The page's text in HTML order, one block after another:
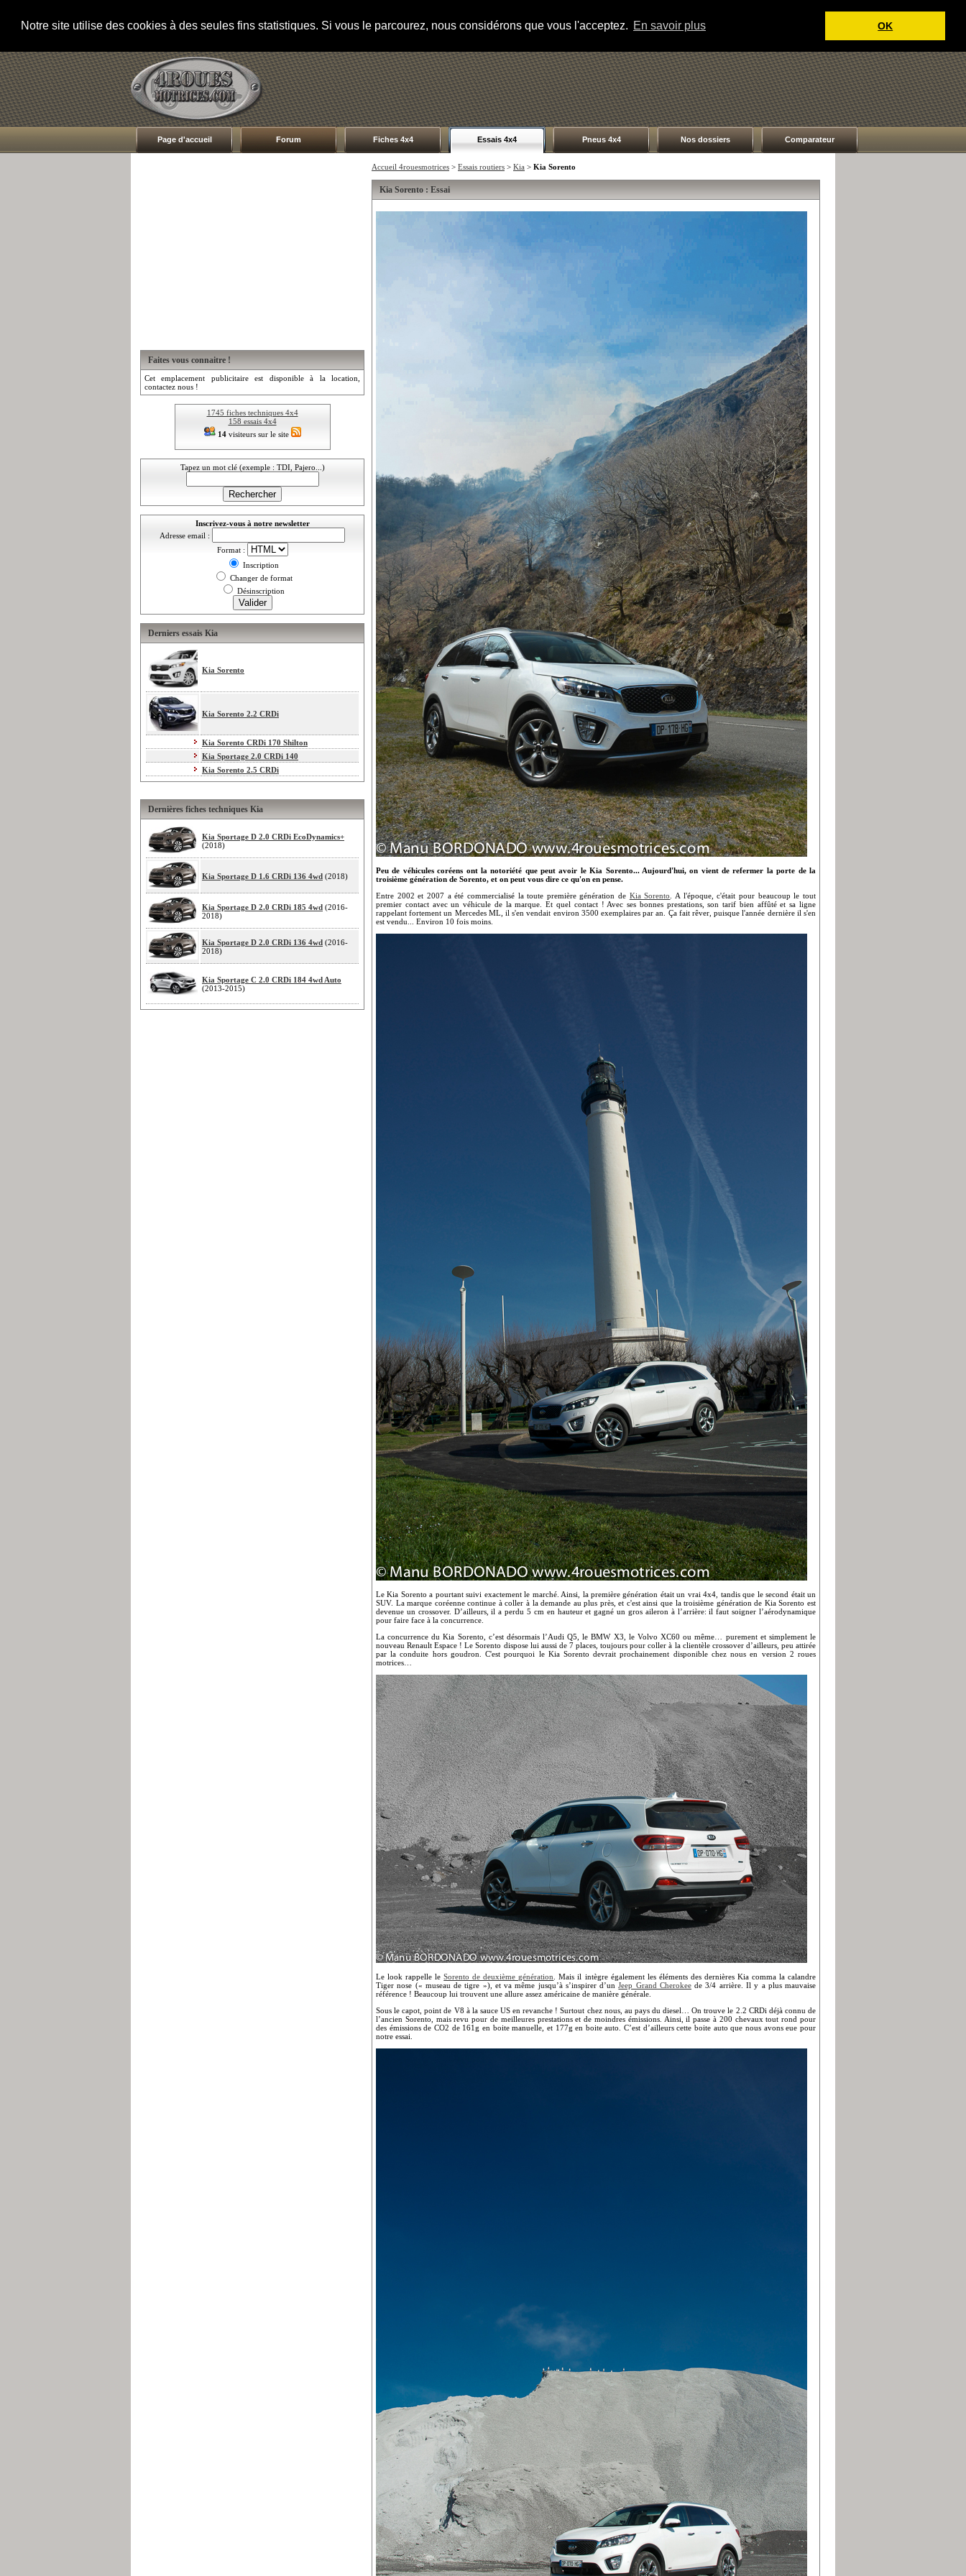
Notre site utilise des cookies à des seules fins statistiques. Si vous le parcourez, nous considérons que vous l'acceptez. En savoir plus OK
Page d'accueil Forum Fiches 4x4 Essais 4x4 Pneus 4x4 Nos dossiers Comparateur
Faites vous connaitre !
Cet emplacement publicitaire est disponible à la location,
contactez nous !
1745 fiches techniques 4x4
158 essais 4x4
14visiteurs sur le site
Tapez un mot clé (exemple : TDI, Pajero...)
Inscrivez-vous à notre newsletter
Adresse email :
Format :
Inscription
Changer de format
Désinscription
Derniers essais Kia
Kia Sorento
Kia Sorento 2.2 CRDi
Kia Sorento CRDi 170 Shilton
Kia Sportage 2.0 CRDi 140
Kia Sorento 2.5 CRDi
Dernières fiches techniques Kia
Kia Sportage D 2.0 CRDi EcoDynamics+
(2018)
Kia Sportage D 1.6 CRDi 136 4wd (2018)
Kia Sportage D 2.0 CRDi 185 4wd (2016-
2018)
Kia Sportage D 2.0 CRDi 136 4wd (2016-
2018)
Kia Sportage C 2.0 CRDi 184 4wd Auto
(2013-2015)
Accueil 4rouesmotrices > Essais routiers > Kia > Kia Sorento
Kia Sorento : Essai
Peu de véhicules coréens ont la notoriété que peut avoir le Kia Sorento... Aujourd'hui, on vient de refermer la porte de la
troisième génération de Sorento, et on peut vous dire ce qu'on en pense.
Entre 2002 et 2007 a été commercialisé la toute première génération de Kia Sorento
. A l'époque, c'était pour beaucoup le tout
premier contact avec un véhicule de la marque. Et quel contact ! Avec ses bonnes prestations, son tarif bien affûté et sa ligne
rappelant fortement un Mercedes ML, il s'en vendait environ 3500 exemplaires par an. Ça fait rêver, puisque l'année dernière il s'en
est vendu... Environ 10 fois moins.
Le Kia Sorento a pourtant suivi exactement le marché. Ainsi, la première génération était un vrai 4x4, tandis que le second était un
SUV. La marque coréenne continue à coller à la demande au plus près, et c'est ainsi que la troisième génération de Kia Sorento est
devenue un crossover. D’ailleurs, il a perdu 5 cm en hauteur et gagné un gros aileron à l’arrière: il faut soigner l’aérodynamique
pour faire face à la concurrence.
La concurrence du Kia Sorento, c’est désormais l’Audi Q5, le BMW X3, le Volvo XC60 ou même… purement et simplement le
nouveau Renault Espace ! Le Sorento dispose lui aussi de 7 places, toujours pour coller à la clientèle crossover d’ailleurs, peu attirée
par la conduite hors goudron. C'est pourquoi le Kia Sorento devrait prochainement disponible chez nous en version 2 roues
motrices…
Le look rappelle leSorento de deuxième génération
. Mais il intègre également les éléments des dernières Kia comma la calandre
Tiger nose (« museau de tigre »), et va même jusqu’à s’inspirer d’unJeep Grand Cherokeede 3/4 arrière. Il y a plus mauvaise
référence ! Beaucoup lui trouvent une allure assez américaine de manière générale.
Sous le capot, point de V8 à la sauce US en revanche ! Surtout chez nous, au pays du diesel… On trouve le 2.2 CRDi déjà connu de
l’ancien Sorento, mais revu pour de meilleures prestations et de moindres émissions. Ainsi, il passe à 200 chevaux tout rond pour
des émissions de CO2 de 161g en boite manuelle, et 177g en boite auto. C’est d’ailleurs cette boite auto que nous avons eue pour
notre essai.